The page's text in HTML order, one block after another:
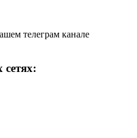
телеграм канале